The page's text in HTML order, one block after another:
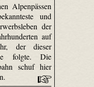
Alpenpässen
und
der
auf
der dieser
folgte. Die
schuf hier